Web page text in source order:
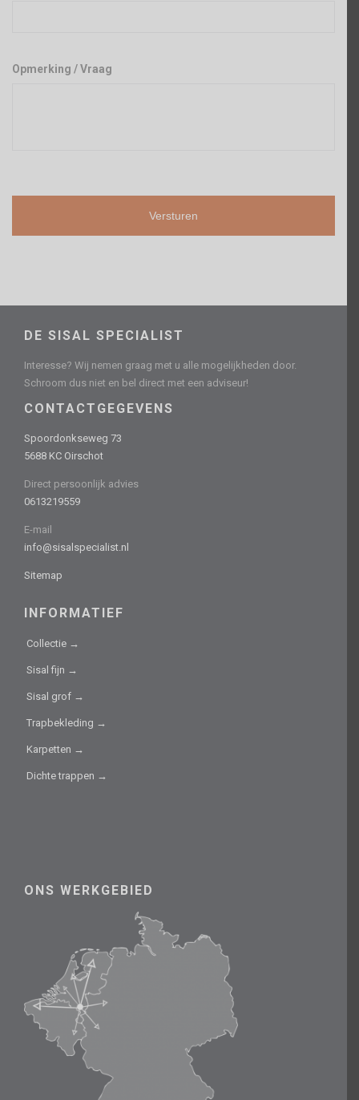
Opmerking / Vraag
DE SISAL SPECIALIST
Interesse? Wij nemen graag met u alle mogelijkheden door.
Schroom dus niet en bel direct met een adviseur!
CONTACTGEGEVENS
Spoordonkseweg 73
5688 KC Oirschot
Direct persoonlijk advies
0613219559
E-mail
info@sisalspecialist.nl
Sitemap
INFORMATIEF
Collectie →
Sisal fijn →
Sisal grof →
Trapbekleding →
Karpetten →
Dichte trappen →
ONS WERKGEBIED